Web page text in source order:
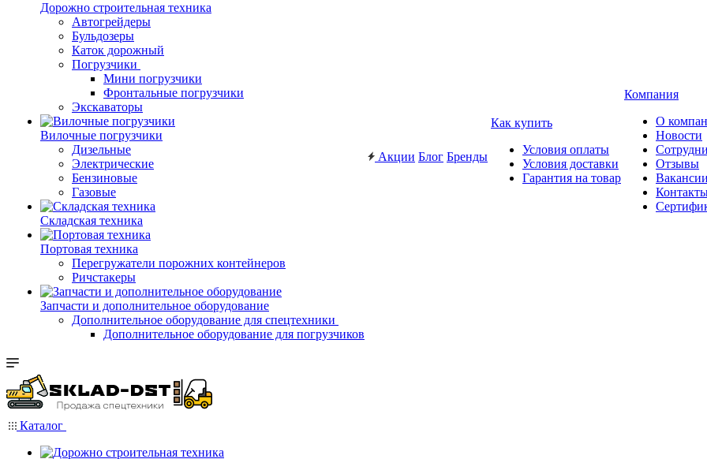
Дорожно строительная техника
Автогрейдеры
Бульдозеры
Каток дорожный
Погрузчики
Мини погрузчики
Фронтальные погрузчики
Экскаваторы
Вилочные погрузчики
Дизельные
Электрические
Бензиновые
Газовые
Складская техника
Портовая техника
Перегружатели порожних контейнеров
Ричстакеры
Запчасти и дополнительное оборудование
Дополнительное оборудование для спецтехники
Дополнительное оборудование для погрузчиков
Акции Блог Бренды
Как купить
Условия оплаты
Условия доставки
Гарантия на товар
Компания
О
Новости
Отзывы
Каталог